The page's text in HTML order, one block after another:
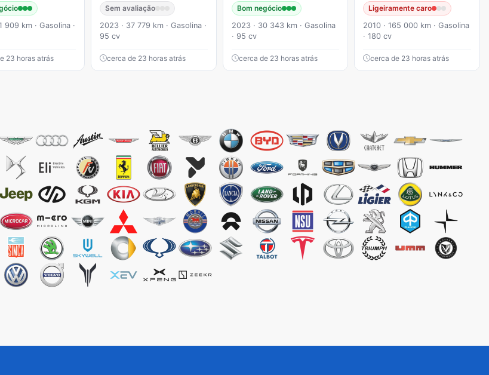
909 km · Gasolina ·
23 horas atrás
Sem avaliação
2023 · 37 779 km · Gasolina ·
95 cv
cerca de 23 horas atrás
Bom negócio
2023 · 30 343 km · Gasolina
· 95 cv
cerca de 23 horas atrás
Ligeiramente caro
2010 · 165 000 km · Gasolina
· 180 cv
cerca de 23 horas atrás